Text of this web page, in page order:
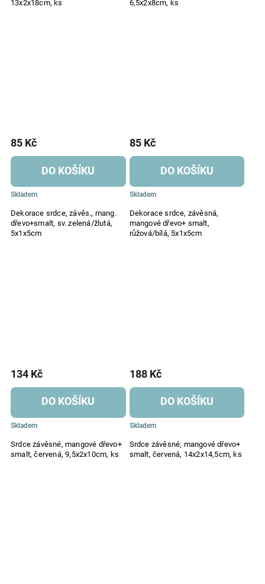
13x2x18cm, ks 6,5x2x8cm, ks
Dekorace srdce, závěs., mang.
dřevo+smalt, sv. zelená/žlutá,
5x1x5cm
Skladem
85 Kč
DO KOŠÍKU
Dekorace srdce, závěsná,
mangové dřevo+ smalt,
růžová/bílá, 5x1x5cm
Skladem
85 Kč
DO KOŠÍKU
Srdce závěsné, mangové dřevo+
smalt, červená, 9,5x2x10cm, ks
Skladem
134 Kč
DO KOŠÍKU
Srdce závěsné, mangové dřevo+
smalt, červená, 14x2x14,5cm, ks
Skladem
188 Kč
DO KOŠÍKU